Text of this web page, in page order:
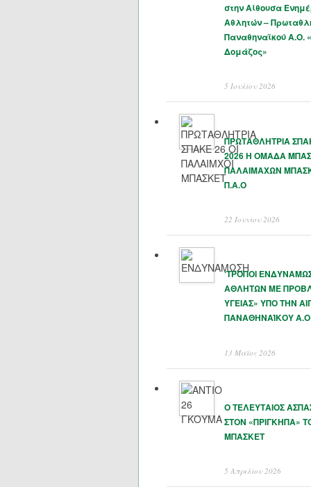
στην Αίθουσα
Αθλητών –
Παναθηναϊκού Α.Ο.
Δομάζος»
5 Ιουλίου 2026
ΠΡΩΤΑΘΛΗΤΡΙΑ
2026 Η ΟΜΑΔΑ
ΠΑΛΑΙΜΑΧΩΝ
Π.Α.Ο
22 Ιουνίου 2026
‘ΤΡΟΠΟΙ
ΑΘΛΗΤΩΝ ΜΕ
ΥΓΕΙΑΣ» ΥΠΟ ΤΗΝ
ΠΑΝΑΘΗΝΑΊΚΟΥ Α.Ο
13 Μάϊος 2026
Ο ΤΕΛΕΥΤΑΙΟΣ
ΣΤΟΝ «ΠΡΙΓΚΗΠΑ»
ΜΠΑΣΚΕΤ
5 Απριλίου 2026